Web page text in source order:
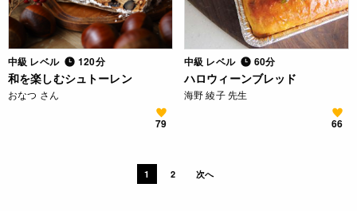
中級 レベル 120分
和を楽しむシュトーレン
おなつ さん
79
中級 レベル 60分
ハロウィーンブレッド
海野 綾子 先生
66
1 2 次へ